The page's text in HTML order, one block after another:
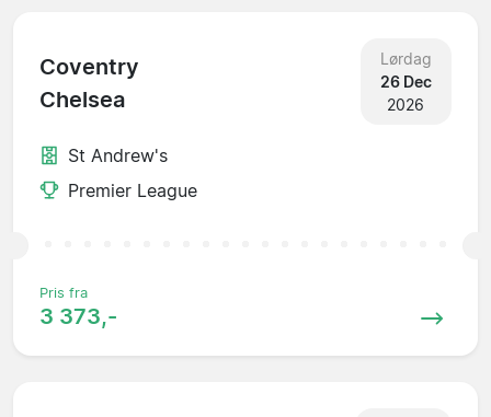
Coventry
Chelsea
Lørdag
26 Dec
2026
St Andrew's
Premier League
Pris fra
3 373,-